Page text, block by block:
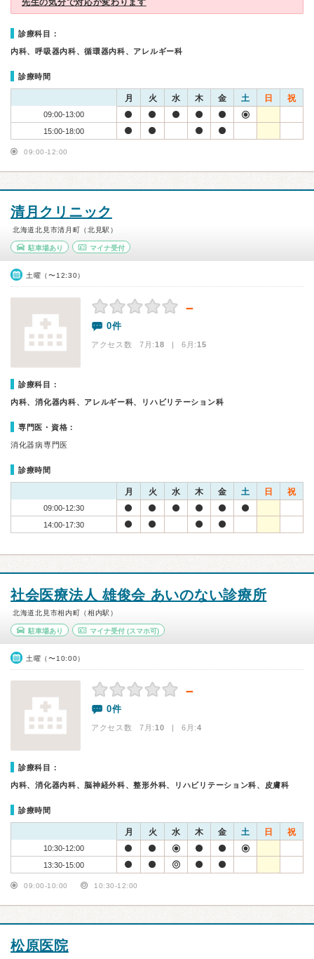
先生の気分で対応が変わります
診療科目：
内科、呼吸器内科、循環器内科、アレルギー科
診療時間
月 火 水 木 金 土 日 祝
09:00-13:00
15:00-18:00
09:00-12:00
清月クリニック
北海道北見市清月町（北見駅）
駐車場あり マイナ受付
土曜（〜12:30）
－
0件
アクセス数 7月:18 | 6月:15
診療科目：
内科、消化器内科、アレルギー科、リハビリテーション科
専門医・資格：
消化器病専門医
診療時間
月 火 水 木 金 土 日 祝
09:00-12:30
14:00-17:30
社会医療法人 雄俊会 あいのない診療所
北海道北見市相内町（相内駅）
駐車場あり マイナ受付(スマホ可)
土曜（〜10:00）
－
0件
アクセス数 7月:10 | 6月:4
診療科目：
内科、消化器内科、脳神経外科、整形外科、リハビリテーション科、皮膚科
診療時間
月 火 水 木 金 土 日 祝
10:30-12:00
13:30-15:00
09:00-10:00 10:30-12:00
松原医院